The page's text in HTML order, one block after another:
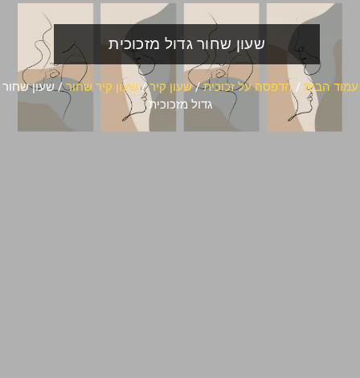
שעון שחור גדול מזכוכית
עמוד הבית /הדפסה על זכוכית/שעון קיר/שעון קיר שחור/ שעון שחור
גדול מזכוכית